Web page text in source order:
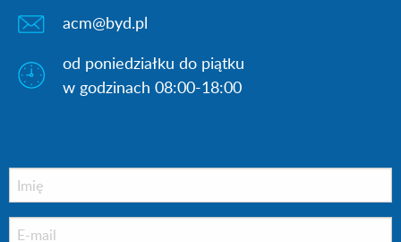
acm@byd.pl
od poniedziałku do piątku
w godzinach 08:00-18:00